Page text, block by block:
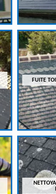
FUITE